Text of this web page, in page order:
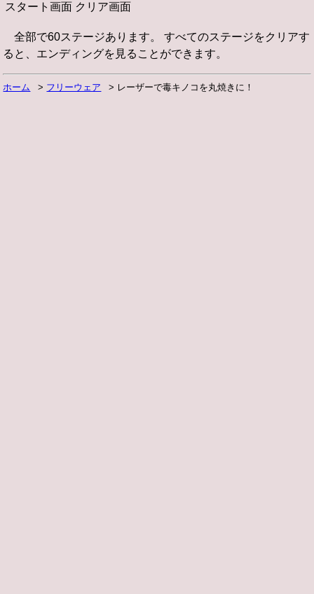
スタート画面 クリア画面
全部で60ステージあります。 すべてのステージをクリアす
ると、エンディングを見ることができます。
ホーム フリーウェア レーザーで毒キノコを丸焼きに！